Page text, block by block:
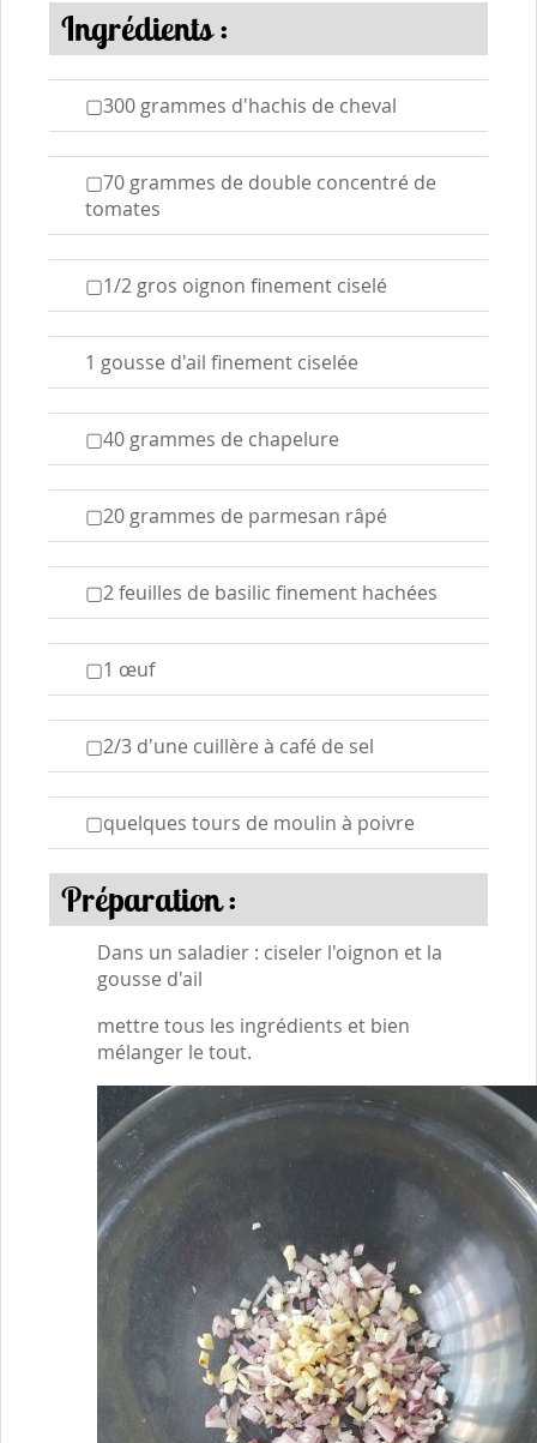
Ingrédients :
▢300 grammes d'hachis de cheval
▢70 grammes de double concentré de
tomates
▢1/2 gros oignon finement ciselé
1 gousse d'ail finement ciselée
▢40 grammes de chapelure
▢20 grammes de parmesan râpé
▢2 feuilles de basilic finement hachées
▢1 œuf
▢2/3 d'une cuillère à café de sel
▢quelques tours de moulin à poivre
Préparation :
Dans un saladier : ciseler l'oignon et la
gousse d'ail
mettre tous les ingrédients et bien
mélanger le tout.